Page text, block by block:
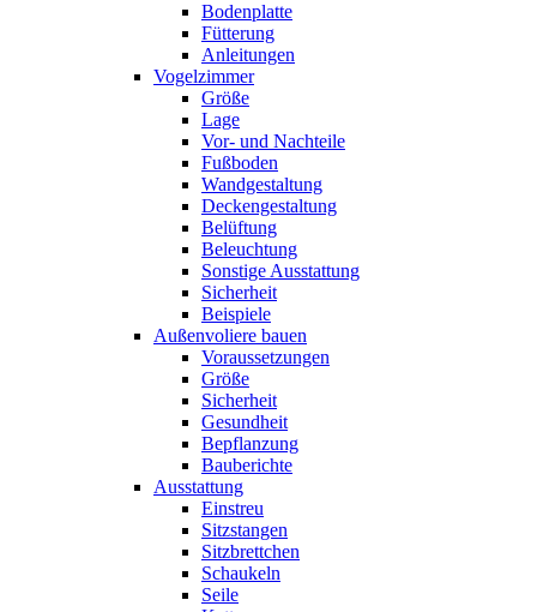
Bodenplatte
Fütterung
Anleitungen
Vogelzimmer
Größe
Lage
Vor- und Nachteile
Fußboden
Wandgestaltung
Deckengestaltung
Belüftung
Beleuchtung
Sonstige Ausstattung
Sicherheit
Beispiele
Außenvoliere bauen
Voraussetzungen
Größe
Sicherheit
Gesundheit
Bepflanzung
Bauberichte
Ausstattung
Einstreu
Sitzstangen
Sitzbrettchen
Schaukeln
Seile